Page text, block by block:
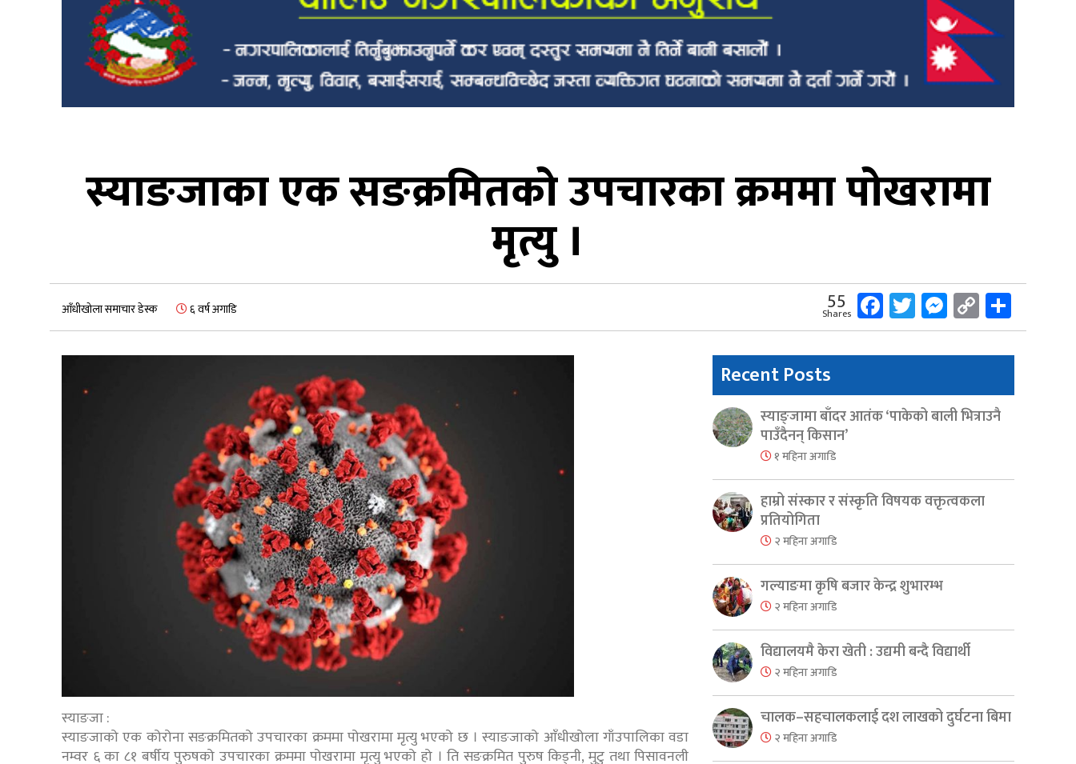
स्याङजाका एक सङक्रमितको उपचारका क्रममा पोखरामा
मृत्यु ।
आँधीखोला समाचार डेस्क ६ वर्ष अगाडि 55
Shares Facebook
Twitter
Messenger
Copy
Link
स्याङजा :
स्याङजाको एक कोरोना सङक्रमितको उपचारका क्रममा पोखरामा मृत्यु भएको छ । स्याङजाको आँधीखोला गाँउपालिका वडा
नम्वर ६ का ८१ बर्षीय पुरुषको उपचारका क्रममा पोखरामा मृत्यु भएको हो । ति सङक्रमित पुरुष किड्नी, मुटु तथा पिसावनली
Recent Posts
स्याङ्जामा बाँदर आतंक ‘पाकेको बाली भित्राउनै
पाउँदैनन् किसान’
१ महिना अगाडि
हाम्रो संस्कार र संस्कृति विषयक वक्तृत्वकला
प्रतियोगिता
२ महिना अगाडि
गल्याङमा कृषि बजार केन्द्र शुभारम्भ
२ महिना अगाडि
विद्यालयमै केरा खेती : उद्यमी बन्दै विद्यार्थी
२ महिना अगाडि
चालक–सहचालकलाई दश लाखको दुर्घटना बिमा
२ महिना अगाडि